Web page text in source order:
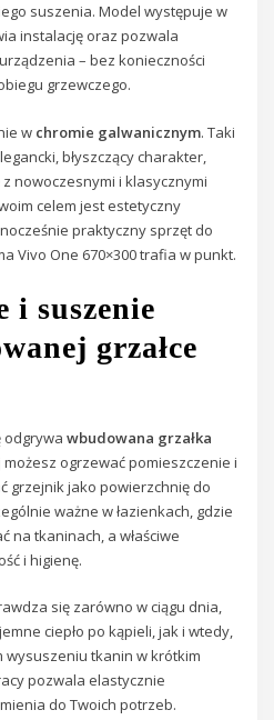
suszenia. Model występuje w
instalację oraz pozwala
– bez konieczności
grzewczego.
w chromie galwanicznym. Taki
błyszczący charakter,
nowoczesnymi i klasycznymi
celem jest estetyczny
praktyczny sprzęt do
Vivo One 670×300 trafia w punkt.
i suszenie
grzałce
odgrywawbudowana grzałka
możesz ogrzewać pomieszczenie i
grzejnik jako powierzchnię do
ważne w łazienkach, gdzie
na tkaninach, a właściwe
i higienę.
się zarówno w ciągu dnia,
ciepło po kąpieli, jak i wtedy,
wysuszeniu tkanin w krótkim
pozwala elastycznie
do Twoich potrzeb.